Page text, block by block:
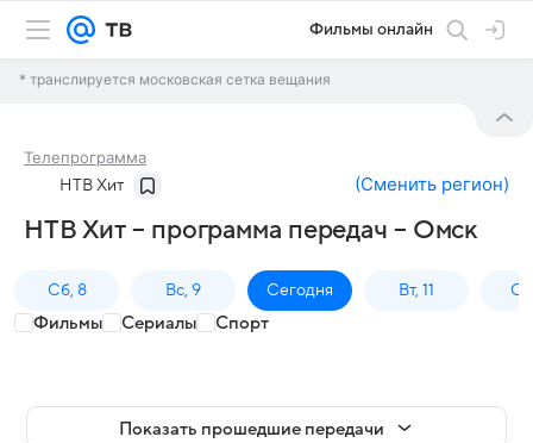
Фильмы онлайн
* транслируется московская сетка вещания
Телепрограмма
НТВ Хит (Сменить регион)
НТВ Хит – программа передач – Омск
Сб, 8 Вс, 9 Сегодня Вт, 11
Фильмы Сериалы Спорт
Показать прошедшие передачи